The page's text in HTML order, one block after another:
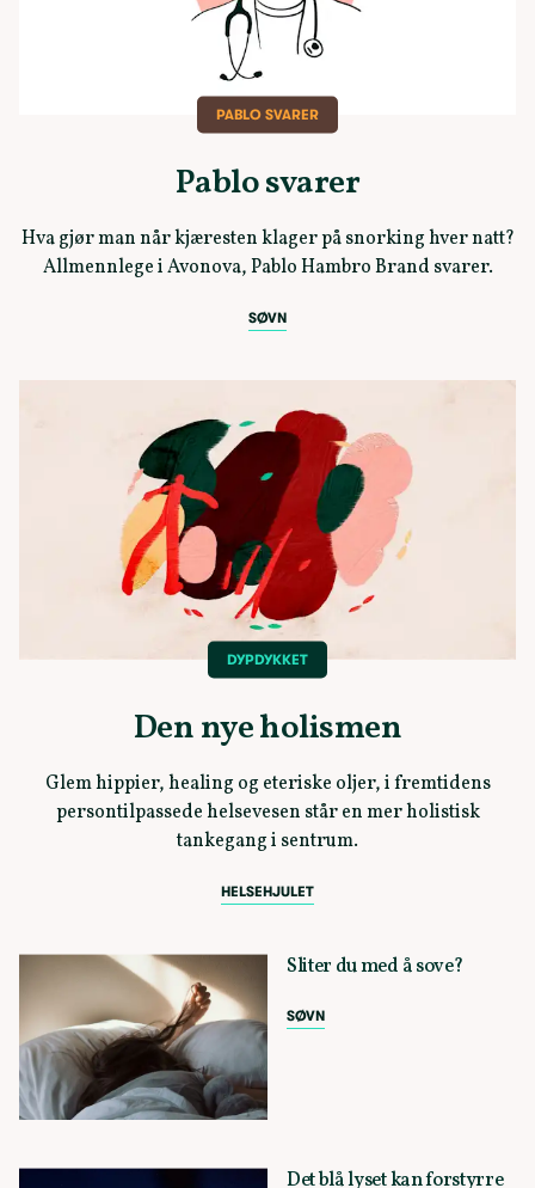
PABLO SVARER
Pablo svarer
Hva gjør man når kjæresten klager på snorking hver natt?
Allmennlege i Avonova, Pablo Hambro Brand svarer.
SØVN
DYPDYKKET
Den nye holismen
Glem hippier, healing og eteriske oljer, i fremtidens
persontilpassede helsevesen står en mer holistisk
tankegang i sentrum.
HELSEHJULET
Sliter du med å sove?
SØVN
Det blå lyset kan forstyrre